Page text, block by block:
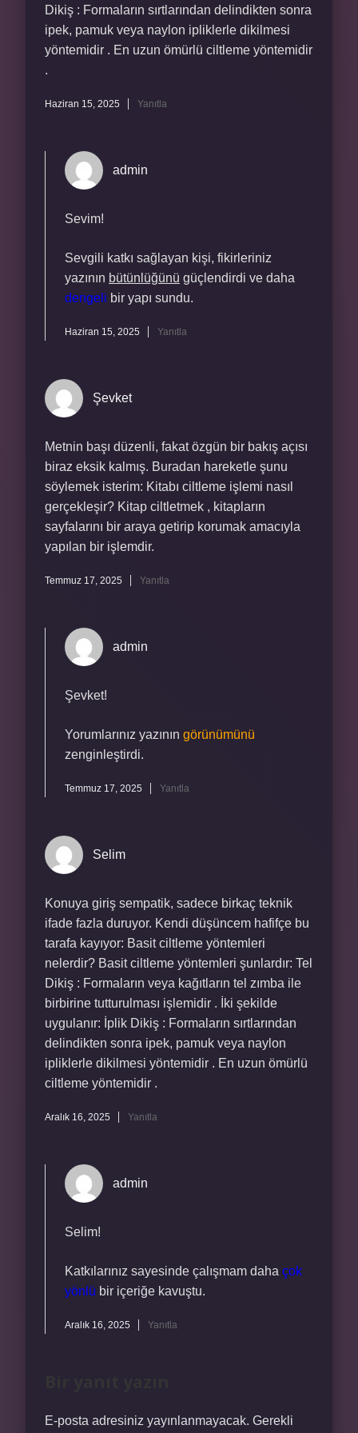
Dikiş : Formaların sırtlarından delindikten sonra
ipek, pamuk veya naylon ipliklerle dikilmesi
yöntemidir . En uzun ömürlü ciltleme yöntemidir
.
Haziran 15, 2025 Yanıtla
admin
Sevim!
Sevgili katkı sağlayan kişi, fikirleriniz
yazının bütünlüğünü güçlendirdi ve daha
dengeli bir yapı sundu.
Haziran 15, 2025 Yanıtla
Şevket
Metnin başı düzenli, fakat özgün bir bakış açısı
biraz eksik kalmış. Buradan hareketle şunu
söylemek isterim: Kitabı ciltleme işlemi nasıl
gerçekleşir? Kitap ciltletmek , kitapların
sayfalarını bir araya getirip korumak amacıyla
yapılan bir işlemdir.
Temmuz 17, 2025 Yanıtla
admin
Şevket!
Yorumlarınız yazının görünümünü
zenginleştirdi.
Temmuz 17, 2025 Yanıtla
Selim
Konuya giriş sempatik, sadece birkaç teknik
ifade fazla duruyor. Kendi düşüncem hafifçe bu
tarafa kayıyor: Basit ciltleme yöntemleri
nelerdir? Basit ciltleme yöntemleri şunlardır: Tel
Dikiş : Formaların veya kağıtların tel zımba ile
birbirine tutturulması işlemidir . İki şekilde
uygulanır: İplik Dikiş : Formaların sırtlarından
delindikten sonra ipek, pamuk veya naylon
ipliklerle dikilmesi yöntemidir . En uzun ömürlü
ciltleme yöntemidir .
Aralık 16, 2025 Yanıtla
admin
Selim!
Katkılarınız sayesinde çalışmam daha çok
yönlü bir içeriğe kavuştu.
Aralık 16, 2025 Yanıtla
E-posta adresiniz yayınlanmayacak. Gerekli